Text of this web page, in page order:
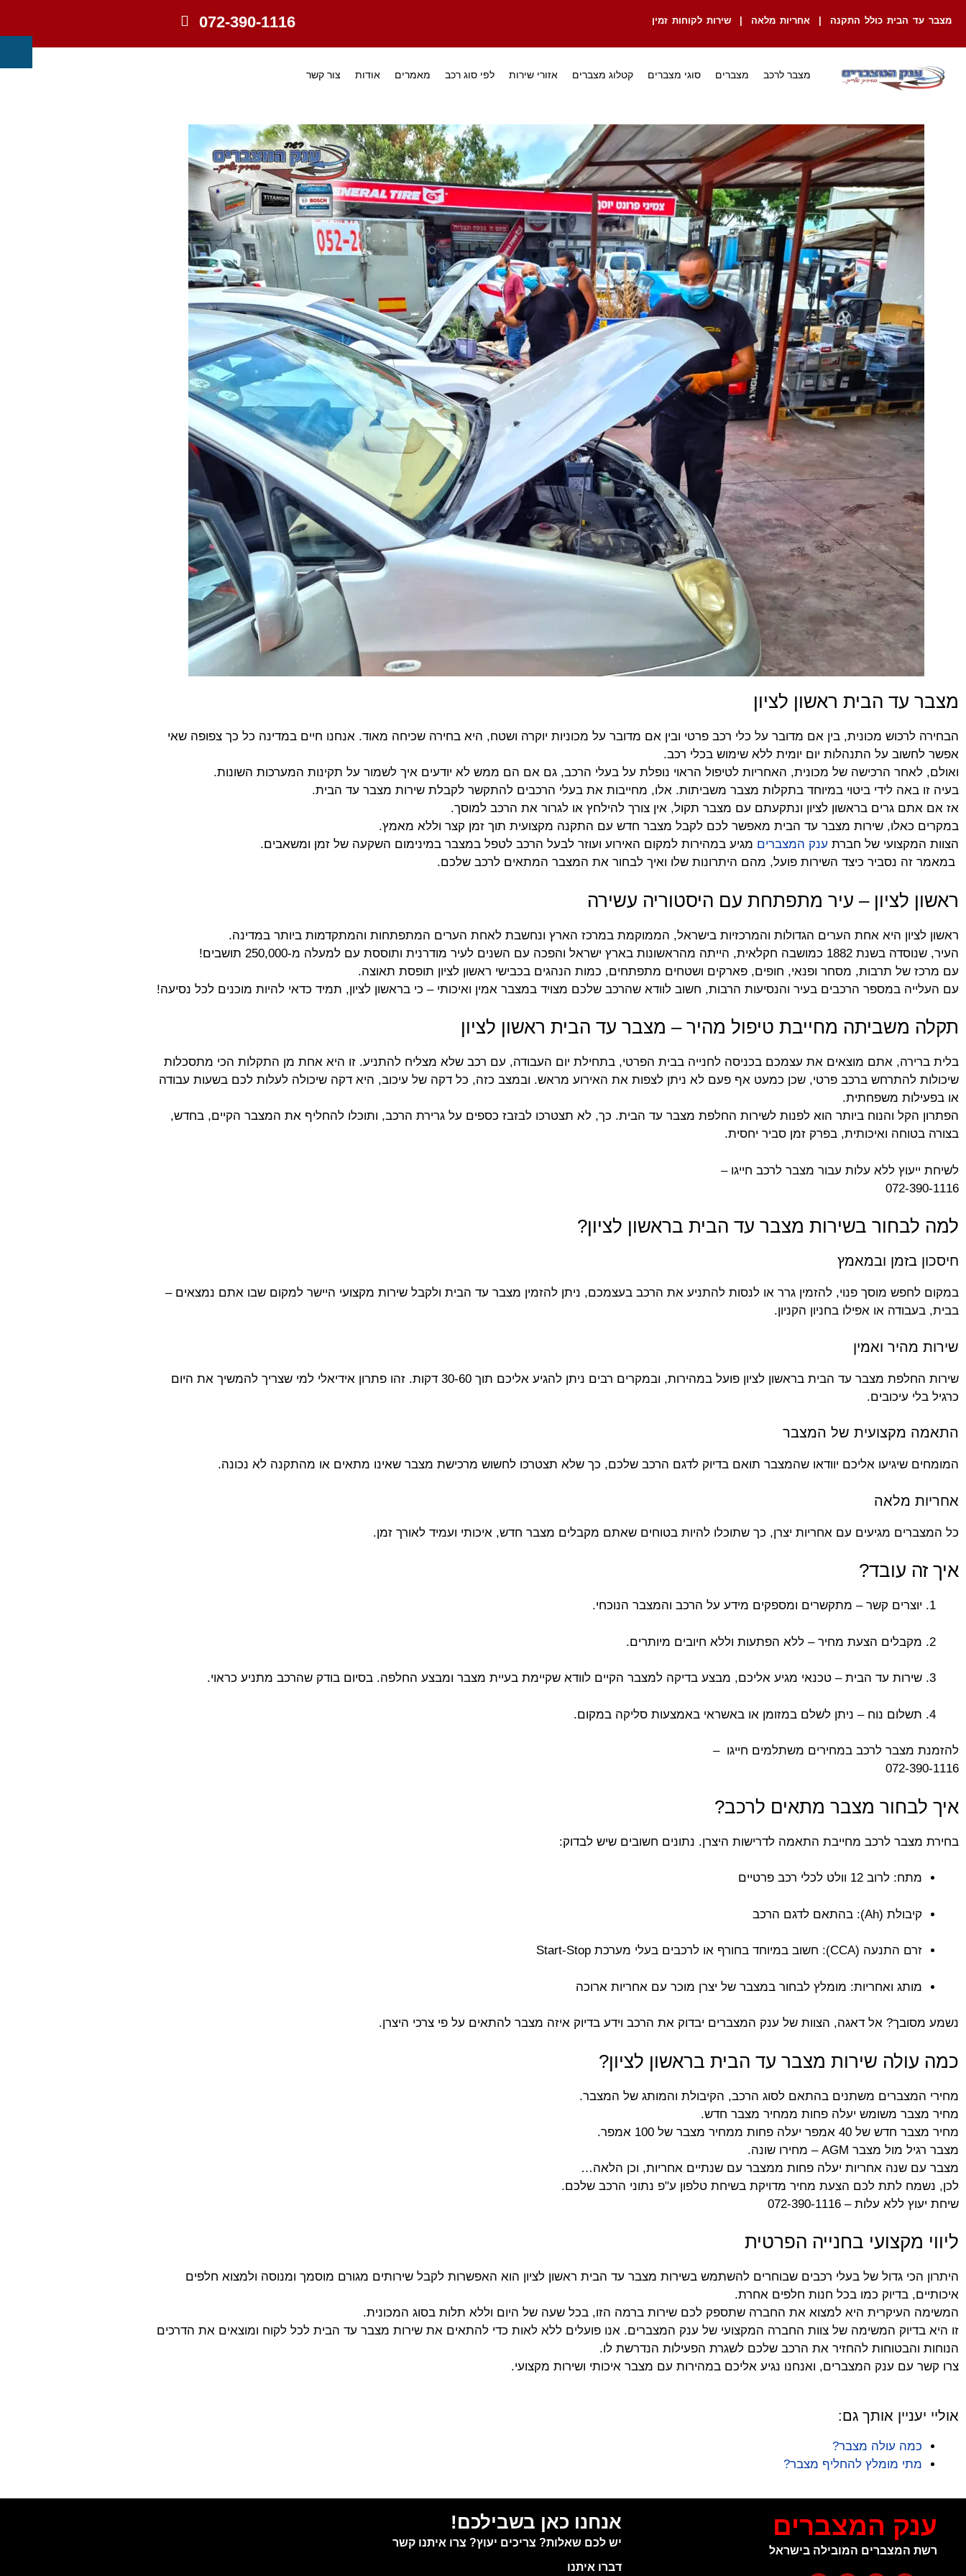
מצבר עד הבית כולל התקנה | אחריות מלאה | שירות לקוחות זמין 072-390-1116
מצבר לרכב מצברים סוגי מצברים קטלוג מצברים אזורי שירות לפי סוג רכב מאמרים אודות צור קשר
מצבר עד הבית ראשון לציון
הבחירה לרכוש מכונית, בין אם מדובר על כלי רכב פרטי ובין אם מדובר על מכוניות יוקרה ושטח, היא בחירה שכיחה מאוד. אנחנו חיים במדינה כל כך צפופה שאי
אפשר לחשוב על התנהלות יום יומית ללא שימוש בכלי רכב.
ואולם, לאחר הרכישה של מכונית, האחריות לטיפול הראוי נופלת על בעלי הרכב, גם אם הם ממש לא יודעים איך לשמור על תקינות המערכות השונות.
בעיה זו באה לידי ביטוי במיוחד בתקלות מצבר משביתות. אלו, מחייבות את בעלי הרכבים להתקשר לקבלת שירות מצבר עד הבית.
אז אם אתם גרים בראשון לציון ונתקעתם עם מצבר תקול, אין צורך להילחץ או לגרור את הרכב למוסך.
במקרים כאלו, שירות מצבר עד הבית מאפשר לכם לקבל מצבר חדש עם התקנה מקצועית תוך זמן קצר וללא מאמץ.
הצוות המקצועי של חברת ענק המצברים מגיע במהירות למקום האירוע ועוזר לבעל הרכב לטפל במצבר במינימום השקעה של זמן ומשאבים.
במאמר זה נסביר כיצד השירות פועל, מהם היתרונות שלו ואיך לבחור את המצבר המתאים לרכב שלכם.
ראשון לציון – עיר מתפתחת עם היסטוריה עשירה
ראשון לציון היא אחת הערים הגדולות והמרכזיות בישראל, הממוקמת במרכז הארץ ונחשבת לאחת הערים המתפתחות והמתקדמות ביותר במדינה.
העיר, שנוסדה בשנת 1882 כמושבה חקלאית, הייתה מהראשונות בארץ ישראל והפכה עם השנים לעיר מודרנית ותוססת עם למעלה מ-250,000 תושבים!
עם מרכז של תרבות, מסחר ופנאי, חופים, פארקים ושטחים מתפתחים, כמות הנהגים בכבישי ראשון לציון תופסת תאוצה.
עם העלייה במספר הרכבים בעיר והנסיעות הרבות, חשוב לוודא שהרכב שלכם מצויד במצבר אמין ואיכותי – כי בראשון לציון, תמיד כדאי להיות מוכנים לכל נסיעה!
תקלה משביתה מחייבת טיפול מהיר – מצבר עד הבית ראשון לציון
בלית ברירה, אתם מוצאים את עצמכם בכניסה לחנייה בבית הפרטי, בתחילת יום העבודה, עם רכב שלא מצליח להתניע. זו היא אחת מן התקלות הכי מתסכלות
שיכולות להתרחש ברכב פרטי, שכן כמעט אף פעם לא ניתן לצפות את האירוע מראש. ובמצב כזה, כל דקה של עיכוב, היא דקה שיכולה לעלות לכם בשעות עבודה
או בפעילות משפחתית.
הפתרון הקל והנוח ביותר הוא לפנות לשירות החלפת מצבר עד הבית. כך, לא תצטרכו לבזבז כספים על גרירת הרכב, ותוכלו להחליף את המצבר הקיים, בחדש,
בצורה בטוחה ואיכותית, בפרק זמן סביר יחסית.
לשיחת ייעוץ ללא עלות עבור מצבר לרכב חייגו –
072-390-1116
למה לבחור בשירות מצבר עד הבית בראשון לציון?
חיסכון בזמן ובמאמץ
במקום לחפש מוסך פנוי, להזמין גרר או לנסות להתניע את הרכב בעצמכם, ניתן להזמין מצבר עד הבית ולקבל שירות מקצועי היישר למקום שבו אתם נמצאים –
בבית, בעבודה או אפילו בחניון הקניון.
שירות מהיר ואמין
שירות החלפת מצבר עד הבית בראשון לציון פועל במהירות, ובמקרים רבים ניתן להגיע אליכם תוך 30-60 דקות. זהו פתרון אידיאלי למי שצריך להמשיך את היום
כרגיל בלי עיכובים.
התאמה מקצועית של המצבר
המומחים שיגיעו אליכם יוודאו שהמצבר תואם בדיוק לדגם הרכב שלכם, כך שלא תצטרכו לחשוש מרכישת מצבר שאינו מתאים או מהתקנה לא נכונה.
אחריות מלאה
כל המצברים מגיעים עם אחריות יצרן, כך שתוכלו להיות בטוחים שאתם מקבלים מצבר חדש, איכותי ועמיד לאורך זמן.
איך זה עובד?
יוצרים קשר – מתקשרים ומספקים מידע על הרכב והמצבר הנוכחי.
מקבלים הצעת מחיר – ללא הפתעות וללא חיובים מיותרים.
שירות עד הבית – טכנאי מגיע אליכם, מבצע בדיקה למצבר הקיים לוודא שקיימת בעיית מצבר ומבצע החלפה. בסיום בודק שהרכב מתניע כראוי.
תשלום נוח – ניתן לשלם במזומן או באשראי באמצעות סליקה במקום.
להזמנת מצבר לרכב במחירים משתלמים חייגו –
072-390-1116
איך לבחור מצבר מתאים לרכב?
בחירת מצבר לרכב מחייבת התאמה לדרישות היצרן. נתונים חשובים שיש לבדוק:
מתח: לרוב 12 וולט לכלי רכב פרטיים
קיבולת (Ah): בהתאם לדגם הרכב
זרם התנעה (CCA): חשוב במיוחד בחורף או לרכבים בעלי מערכת Start-Stop
מותג ואחריות: מומלץ לבחור במצבר של יצרן מוכר עם אחריות ארוכה
נשמע מסובך? אל דאגה, הצוות של ענק המצברים יבדוק את הרכב וידע בדיוק איזה מצבר להתאים על פי צרכי היצרן.
כמה עולה שירות מצבר עד הבית בראשון לציון?
מחירי המצברים משתנים בהתאם לסוג הרכב, הקיבולת והמותג של המצבר.
מחיר מצבר משומש יעלה פחות ממחיר מצבר חדש.
מחיר מצבר חדש של 40 אמפר יעלה פחות ממחיר מצבר של 100 אמפר.
מצבר רגיל מול מצבר AGM – מחירו שונה.
מצבר עם שנה אחריות יעלה פחות ממצבר עם שנתיים אחריות, וכן הלאה…
לכן, נשמח לתת לכם הצעת מחיר מדויקת בשיחת טלפון ע"פ נתוני הרכב שלכם.
שיחת יעוץ ללא עלות – 072-390-1116
ליווי מקצועי בחנייה הפרטית
היתרון הכי גדול של בעלי רכבים שבוחרים להשתמש בשירות מצבר עד הבית ראשון לציון הוא האפשרות לקבל שירותים מגורם מוסמך ומנוסה ולמצוא חלפים
איכותיים, בדיוק כמו בכל חנות חלפים אחרת.
המשימה העיקרית היא למצוא את החברה שתספק לכם שירות ברמה הזו, בכל שעה של היום וללא תלות בסוג המכונית.
זו היא בדיוק המשימה של צוות החברה המקצועי של ענק המצברים. אנו פועלים ללא לאות כדי להתאים את שירות מצבר עד הבית לכל לקוח ומוצאים את הדרכים
הנוחות והבטוחות להחזיר את הרכב שלכם לשגרת הפעילות הנדרשת לו.
צרו קשר עם ענק המצברים, ואנחנו נגיע אליכם במהירות עם מצבר איכותי ושירות מקצועי.
אוליי יעניין אותך גם:
כמה עולה מצבר?
מתי מומלץ להחליף מצבר?
ענק המצברים
רשת המצברים המובילה בישראל
אנחנו כאן בשבילכם!
יש לכם שאלות? צריכים יעוץ? צרו איתנו קשר
דברו איתנו